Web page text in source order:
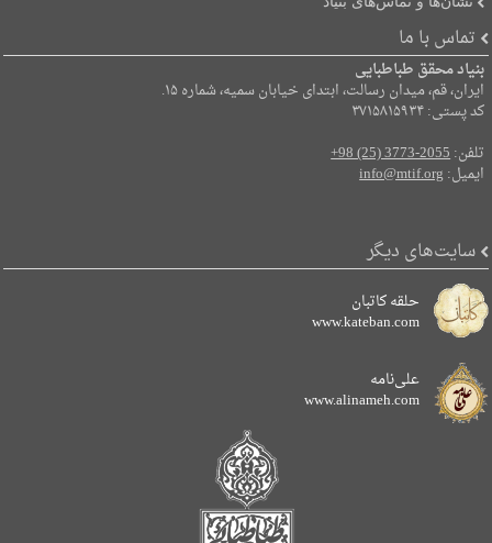
تماس با ما
بنیاد محقق طباطبایی
ایران، قم، میدان رسالت، ابتدای خیابان سمیه، شماره ۱۵.
کد پستی: ۳۷۱۵۸۱۵۹۳۴
تلفن:+98 (25) 3773-2055
ایمیل:info@mtif.org
سایت‌های دیگر
حلقه کاتبان
www.kateban.com
علی‌نامه
www.alinameh.com